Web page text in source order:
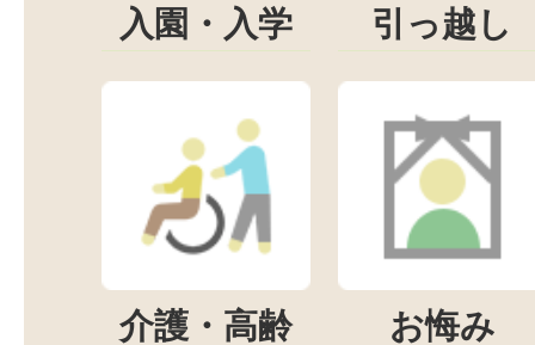
入園・入学 引っ越し
介護・高齢
お悔み